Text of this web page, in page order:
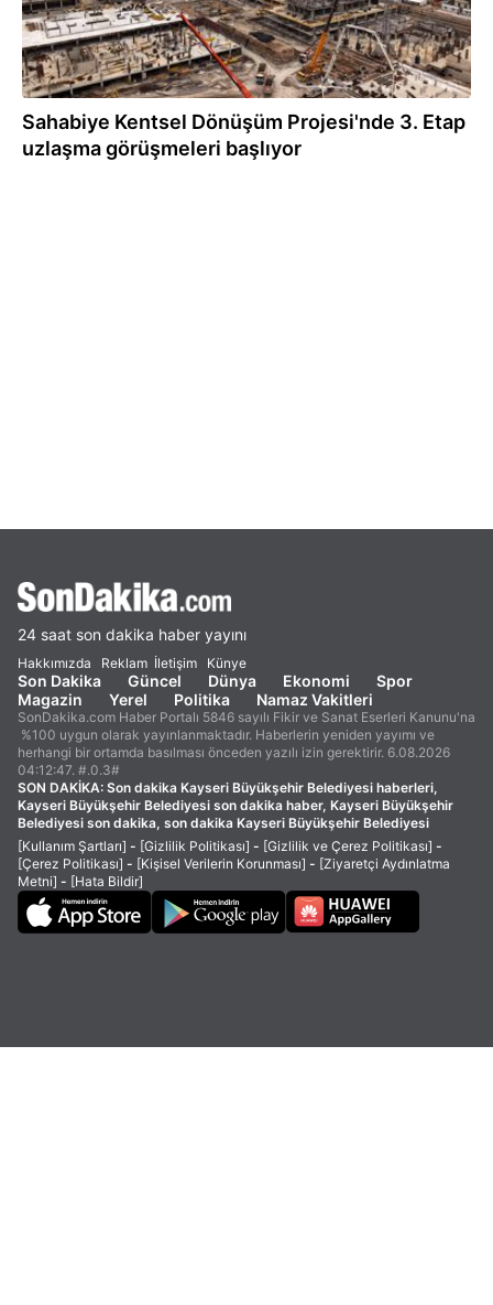
Sahabiye Kentsel Dönüşüm Projesi'nde 3. Etap
uzlaşma görüşmeleri başlıyor
24 saat son dakika haber yayını
Hakkımızda Reklam İletişim Künye
Son Dakika Güncel Dünya Ekonomi
Spor
Magazin
Yerel Politika Namaz Vakitleri
SonDakika.com Haber Portalı 5846 sayılı Fikir ve Sanat Eserleri Kanunu'na
%100 uygun olarak yayınlanmaktadır. Haberlerin yeniden yayımı ve
herhangi bir ortamda basılması önceden yazılı izin gerektirir. 6.08.2026
04:12:47. #.0.3#
SON DAKİKA: Son dakika Kayseri Büyükşehir Belediyesi haberleri,
Kayseri Büyükşehir Belediyesi son dakika haber, Kayseri Büyükşehir
Belediyesi son dakika, son dakika Kayseri Büyükşehir Belediyesi
[Kullanım Şartları] - [Gizlilik Politikası] - [Gizlilik ve Çerez Politikası] -
[Çerez Politikası] - [Kişisel Verilerin Korunması] - [Ziyaretçi Aydınlatma
Metni] - [Hata Bildir]